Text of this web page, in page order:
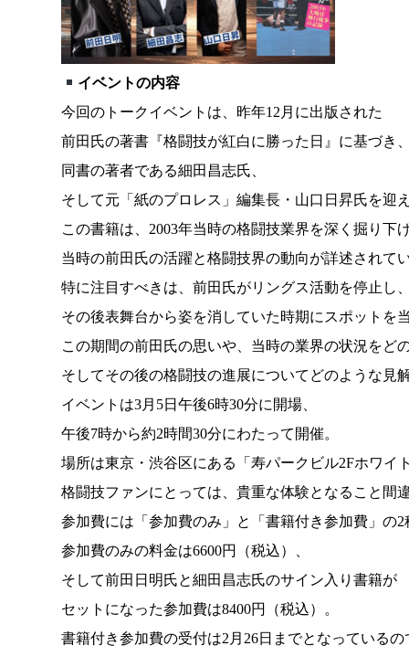
イベントの内容
今回のトークイベントは、昨年12月に出版された
前田氏の著書『格闘技が紅白に勝った日』に基づき、
同書の著者である細田昌志氏、
そして元「紙のプロレス」編集長・山口日昇氏を迎
この書籍は、2003年当時の格闘技業界を深く掘り下
当時の前田氏の活躍と格闘技界の動向が詳述されてい
特に注目すべきは、前田氏がリングス活動を停止し、
その後表舞台から姿を消していた時期にスポットを当
この期間の前田氏の思いや、当時の業界の状況をど
そしてその後の格闘技の進展についてどのような見
イベントは3月5日午後6時30分に開場、
午後7時から約2時間30分にわたって開催。
場所は東京・渋谷区にある「寿パークビル2Fホワイ
格闘技ファンにとっては、貴重な体験となること間
参加費には「参加費のみ」と「書籍付き参加費」の2
参加費のみの料金は6600円（税込）、
そして前田日明氏と細田昌志氏のサイン入り書籍が
セットになった参加費は8400円（税込）。
書籍付き参加費の受付は2月26日までとなっているの